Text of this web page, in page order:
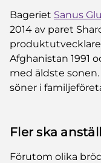
Bageriet Sanus
2014 av paret
Afghanistan 1991
med äldste
söner i
Fler ska
Förutom olika